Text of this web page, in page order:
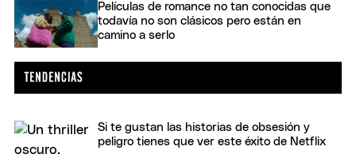
Películas de romance no tan conocidas que
todavía no son clásicos pero están en
camino a serlo
Si te gustan las historias de obsesión y
peligro tienes que ver este éxito de Netflix